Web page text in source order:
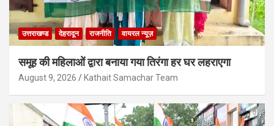
उत्तराखण्ड देहरादून राजनीति वायरल न्यूज़
समूह की महिलाओं द्वारा बनाया गया तिरंगा हर घर लहराएगा
August 9, 2026 Kathait Samachar Team